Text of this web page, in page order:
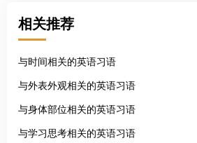
相关推荐
与时间相关的英语习语
与外表外观相关的英语习语
与身体部位相关的英语习语
与学习思考相关的英语习语